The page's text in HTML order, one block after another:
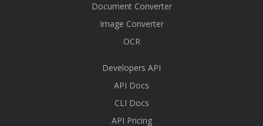
Document Converter
Image Converter
OCR
Developers API
API Docs
CLI Docs
API Pricing